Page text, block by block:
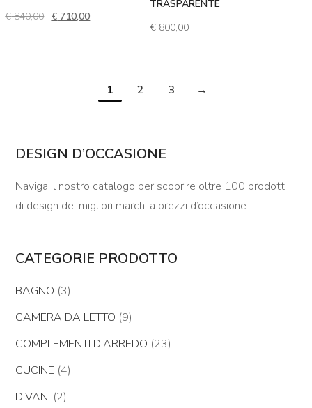
DESIGN D’OCCASIONE
Naviga il nostro catalogo per scoprire oltre 100 prodotti
di design dei migliori marchi a prezzi d’occasione.
CATEGORIE PRODOTTO
BAGNO (3)
CAMERA DA LETTO (9)
COMPLEMENTI D'ARREDO (23)
CUCINE (4)
DIVANI (2)
€840,00 Il prezzo originale era: € 840,00.
€ 710,00Il prezzo attuale è: € 710,00.
TRASPARENTE
€ 800,00
1 2 3 →